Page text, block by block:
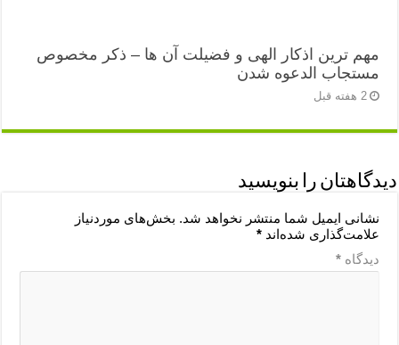
مهم ترین اذکار الهی و فضیلت آن ها – ذکر مخصوص
مستجاب الدعوه شدن
2 هفته قبل
دیدگاهتان را بنویسید
نشانی ایمیل شما منتشر نخواهد شد. بخش‌های موردنیاز
علامت‌گذاری شده‌اند*
دیدگاه*